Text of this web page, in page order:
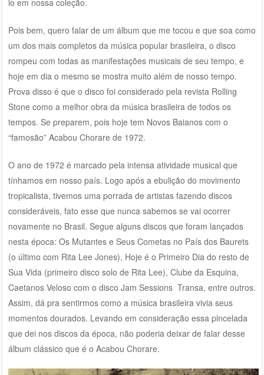
lo em nossa coleção.
Pois bem, quero falar de um álbum que me tocou e que soa como
um dos mais completos da música popular brasileira, o disco
rompeu com todas as manifestações musicais de seu tempo, e
hoje em dia o mesmo se mostra muito além de nosso tempo.
Prova disso é que o disco foi considerado pela revista Rolling
Stone como a melhor obra da música brasileira de todos os
tempos. Se preparem, pois hoje tem Novos Baianos com o
“famosão” Acabou Chorare de 1972.
O ano de 1972 é marcado pela intensa atividade musical que
tínhamos em nosso país. Logo após a ebulição do movimento
tropicalista, tivemos uma porrada de artistas fazendo discos
consideráveis, fato esse que nunca sabemos se vai ocorrer
novamente no Brasil. Segue alguns discos que foram lançados
nesta época: Os Mutantes e Seus Cometas no País dos Baurets
(o último com Rita Lee Jones), Hoje é o Primeiro Dia do resto de
Sua Vida (primeiro disco solo de Rita Lee), Clube da Esquina,
Caetanos Veloso com o disco Jam Sessions Transa, entre outros.
Assim, dá pra sentirmos como a música brasileira vivia seus
momentos dourados. Levando em consideração essa pincelada
que dei nos discos da época, não poderia deixar de falar desse
álbum clássico que é o Acabou Chorare.